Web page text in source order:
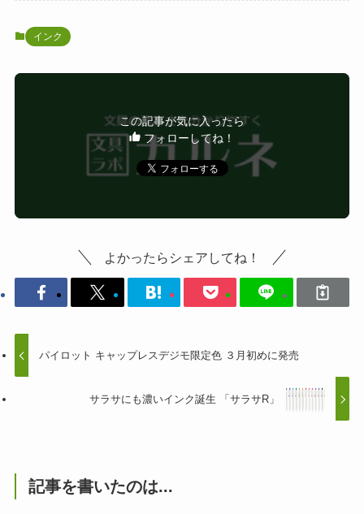
インク
この記事が気に入ったら
フォローしてね！
よかったらシェアしてね！
パイロット キャップレスデジモ限定色 ３月初めに発売
サラサにも濃いインク誕生 「サラサR」
記事を書いたのは...